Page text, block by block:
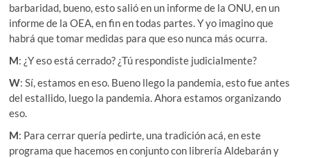
barbaridad, bueno, esto salió en un informe de la ONU, en un
informe de la OEA, en fin en todas partes. Y yo imagino que
habrá que tomar medidas para que eso nunca más ocurra.
M: ¿Y eso está cerrado? ¿Tú respondiste judicialmente?
W: Sí, estamos en eso. Bueno llego la pandemia, esto fue antes
del estallido, luego la pandemia. Ahora estamos organizando
eso.
M: Para cerrar quería pedirte, una tradición acá, en este
programa que hacemos en conjunto con librería Aldebarán y